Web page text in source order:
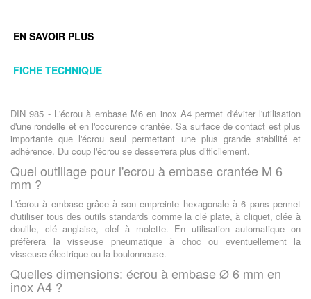
EN SAVOIR PLUS
FICHE TECHNIQUE
DIN 985 - L'écrou à embase M6 en inox A4 permet d'éviter l'utilisation
d'une rondelle et en l'occurence crantée. Sa surface de contact est plus
importante que l'écrou seul permettant une plus grande stabilité et
adhérence. Du coup l'écrou se desserrera plus difficilement.
Quel outillage pour l'ecrou à embase crantée M 6
mm ?
L'écrou à embase grâce à son empreinte hexagonale à 6 pans permet
d'utiliser tous des outils standards comme la clé plate, à cliquet, clée à
douille, clé anglaise, clef à molette. En utilisation automatique on
préfèrera la visseuse pneumatique à choc ou eventuellement la
visseuse électrique ou la boulonneuse.
Quelles dimensions: écrou à embase Ø 6 mm en
inox A4 ?